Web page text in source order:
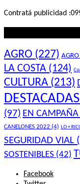
Contratá publicidad
AGRO (227) AGRO
LA COSTA (124)
CULTURA (213)
DESTACADAS
(97) EN CAMPAÑA
CANELONES 2022 (4) LO +
SEGURIDAD VIAL
SOSTENIBLES (42)
Facebook